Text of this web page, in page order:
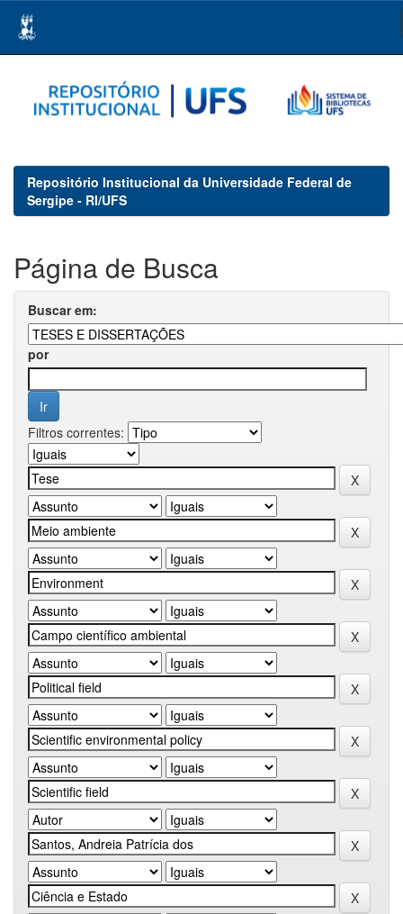
navigation
Repositório Institucional da Universidade Federal de
Sergipe - RI/UFS
Página de Busca
Buscar em:
por
Filtros correntes: